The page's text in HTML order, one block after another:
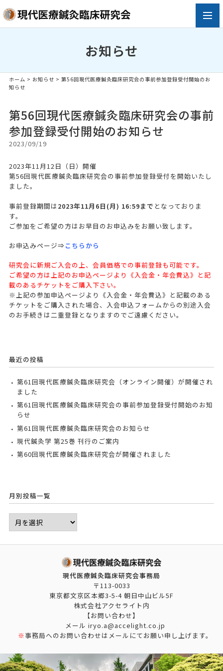
お知らせ
ホーム > お知らせ > 第56回現代医療鍼灸臨床研究会の事前参加登録受付開始のお
知らせ
第56回現代医療鍼灸臨床研究会の事前
参加登録受付開始のお知らせ
2023/09/19
2023年11月12日（日）開催
第56回現代医療鍼灸臨床研究会の事前参加登録受付を開始いたし
ました。
事前登録期間は2023年11月6日(月) 16:59まで となっておりま
す。
ご参加をご希望の方はお早目のお申込みをお願い致します。
お申込みページ⇒ こちらから
研究会に新規ご入会の上、会員価格での事前登録も可能です。
ご希望の方は上記のお申込ページより《入会金・年会費込》と記
載のあるチケットをご購入下さい。
※上記の参加申込ページより《入会金・年会費込》と記載のある
チケットをご購入された場合、入会申込フォームからの別途入会
のお手続きは二重登録となりますのでご遠慮ください。
最近の投稿
第61回現代医療鍼灸臨床研究会（オンライン開催）が開催され
ました
第61回現代医療鍼灸臨床研究会の事前参加登録受付開始のお知
らせ
第61回現代医療鍼灸臨床研究会のお知らせ
現代鍼灸学 第25巻 刊行のご案内
第60回現代医療鍼灸臨床研究会が開催されました
月別投稿一覧
現代医療鍼灸臨床研究会事務局
〒113-0033
東京都文京区本郷3-5-4 朝日中山ビル5F
株式会社アクセライト内
【お問い合わせ】
メール iryo.a@accelight.co.jp
※ 事務局へのお問い合わせはメールにてお願い申し上げます。